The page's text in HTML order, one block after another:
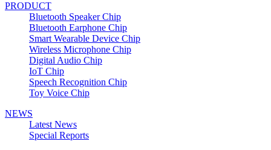
PRODUCT
Bluetooth Speaker Chip
Bluetooth Earphone Chip
Smart Wearable Device Chip
Wireless Microphone Chip
Digital Audio Chip
IoT Chip
Speech Recognition Chip
Toy Voice Chip
NEWS
Latest News
Special Reports